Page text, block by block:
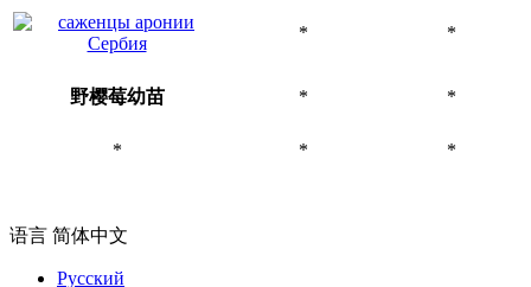
* *
野樱莓幼苗 * *
* * *
语言 简体中文
Русский